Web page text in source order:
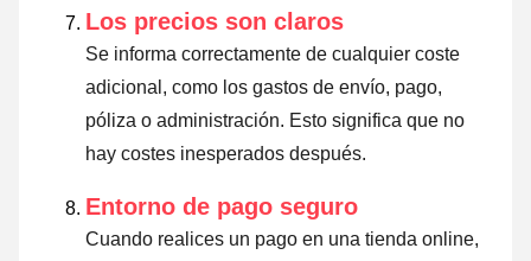
Los precios son claros
Se informa correctamente de cualquier coste
adicional, como los gastos de envío, pago,
póliza o administración. Esto significa que no
hay costes inesperados después.
Entorno de pago seguro
Cuando realices un pago en una tienda online,